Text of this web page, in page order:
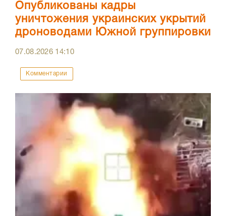
Опубликованы кадры
уничтожения украинских укрытий
дроноводами Южной группировки
07.08.2026 14:10
Комментарии